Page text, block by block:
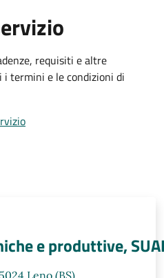
requisiti e altre
termini e le condizioni di
e produttive,